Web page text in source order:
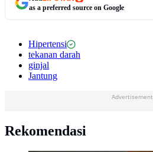
as a preferred source on Google
Hipertensi
tekanan darah
ginjal
Jantung
Advertisement
Rekomendasi